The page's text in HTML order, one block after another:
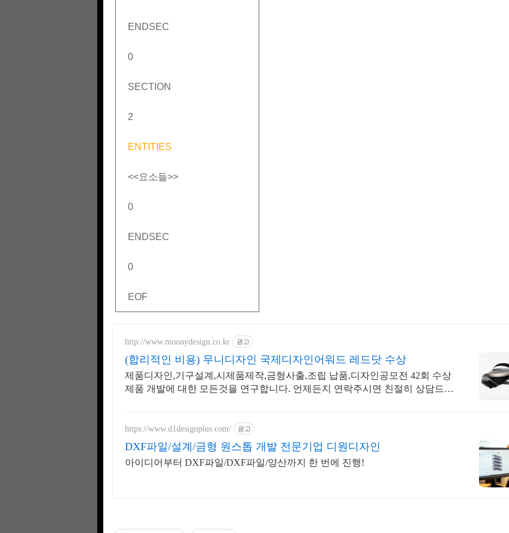
ENDSEC
0
SECTION
2
ENTITIES
<<요소들>>
0
ENDSEC
0
EOF
http://www.moonydesign.co.kr 광고
(합리적인 비용) 무니디자인 국제디자인어워드 레드닷 수상
제품디자인,기구설계,시제품제작,금형사출,조립 납품,디자인공모전 42회 수상
제품 개발에 대한 모든것을 연구합니다. 언제든지 연락주시면 친절히 상담드립
https://www.d1designplus.com/ 광고
DXF파일/설계/금형 원스톱 개발 전문기업 디원디자인
아이디어부터 DXF파일/DXF파일/양산까지 한 번에 진행!